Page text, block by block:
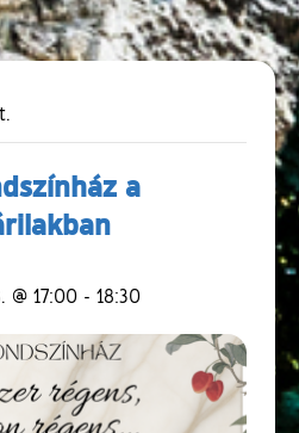
a
@ 17:00 - 18:30